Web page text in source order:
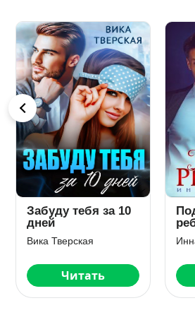
Забуду тебя за 10
дней
Вика Тверская
Читать